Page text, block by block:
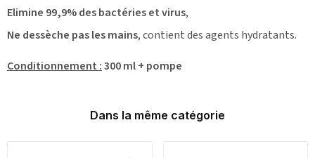
Elimine 99,9% des bactéries et virus,
Ne dessèche pas les mains, contient des agents hydratants.
Conditionnement :300 ml + pompe
Dans la même catégorie